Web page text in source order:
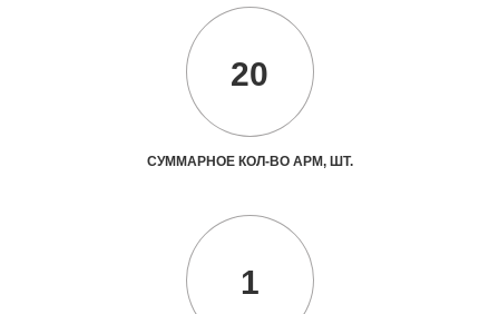
20
СУММАРНОЕ КОЛ-ВО АРМ, ШТ.
1